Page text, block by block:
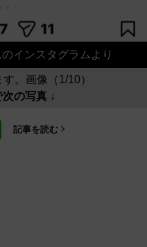
インスタグラムより
。画像（1/10）
の写真 ↓
記事を読む